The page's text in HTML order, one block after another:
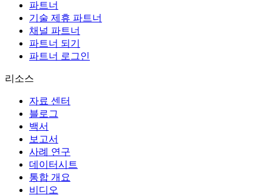
파트너
기술 제휴 파트너
채널 파트너
파트너 되기
파트너 로그인
리소스
자료 센터
블로그
백서
보고서
사례 연구
데이터시트
통합 개요
비디오